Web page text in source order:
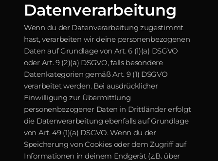
Datenverarbeitung
Wenn du der Datenverarbeitung zugestimmt
hast, verarbeiten wir deine personenbezogenen
Daten auf Grundlage von Art. 6 (1)(a) DSGVO
oder Art. 9 (2)(a) DSGVO, falls besondere
Datenkategorien gemäß Art. 9 (1) DSGVO
verarbeitet werden. Bei ausdrücklicher
Einwilligung zur Übermittlung
personenbezogener Daten in Drittländer erfolgt
die Datenverarbeitung ebenfalls auf Grundlage
von Art. 49 (1)(a) DSGVO. Wenn du der
Speicherung von Cookies oder dem Zugriff auf
Informationen in deinem Endgerät (z.B. über